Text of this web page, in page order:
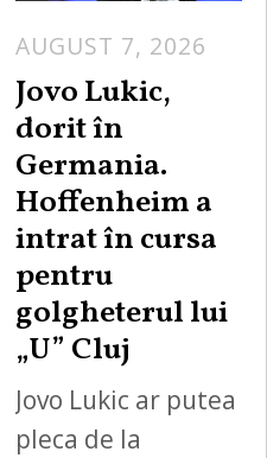
AUGUST 7, 2026
Jovo Lukic,
dorit în
Germania.
Hoffenheim a
intrat în cursa
pentru
golgheterul lui
„U” Cluj
Jovo Lukic ar putea
pleca de la